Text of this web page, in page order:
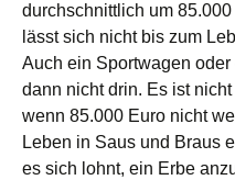
durchschnittlich um
lässt sich nicht bis zum
Auch ein Sportwagen
dann nicht drin. Es ist
wenn 85.000 Euro nicht
Leben in Saus und Braus
es sich lohnt, ein Erbe